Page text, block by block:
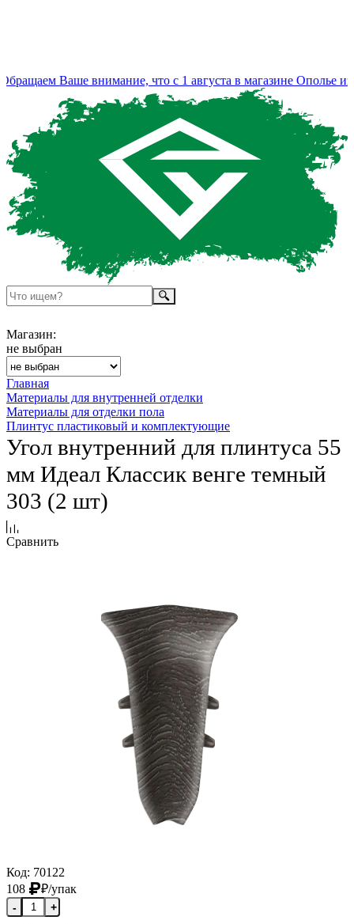
Ваше внимание, что с 1 августа в магазине Ополье
Магазин:
не выбран
Главная
Материалы для внутренней отделки
Материалы для отделки пола
Плинтус пластиковый и комплектующие
Угол внутренний для плинтуса 55
мм Идеал Классик венге темный
303 (2 шт)
Сравнить
Код: 70122
108
₽/упак
- +